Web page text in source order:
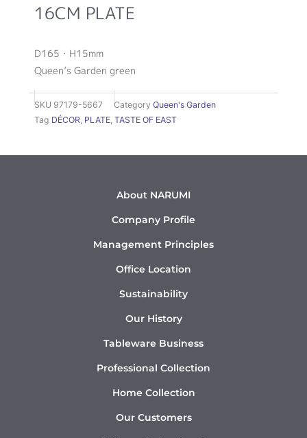
16CM PLATE
D165・H15mm
Queen’s Garden green
SKU 97179-5667 Category Queen's Garden
Tag DÉCOR PLATE TASTE OF EAST
About NARUMI
Company Profile
Management Principles
Office Location
Sustainability
Our History
Tableware Business
Professional Collection
Home Collection
Our Customers